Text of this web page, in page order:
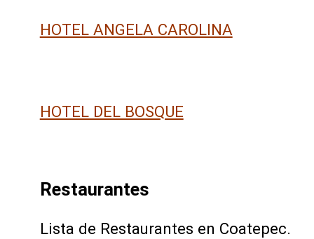
HOTEL ANGELA CAROLINA
HOTEL DEL BOSQUE
Restaurantes
Lista de Restaurantes en Coatepec.